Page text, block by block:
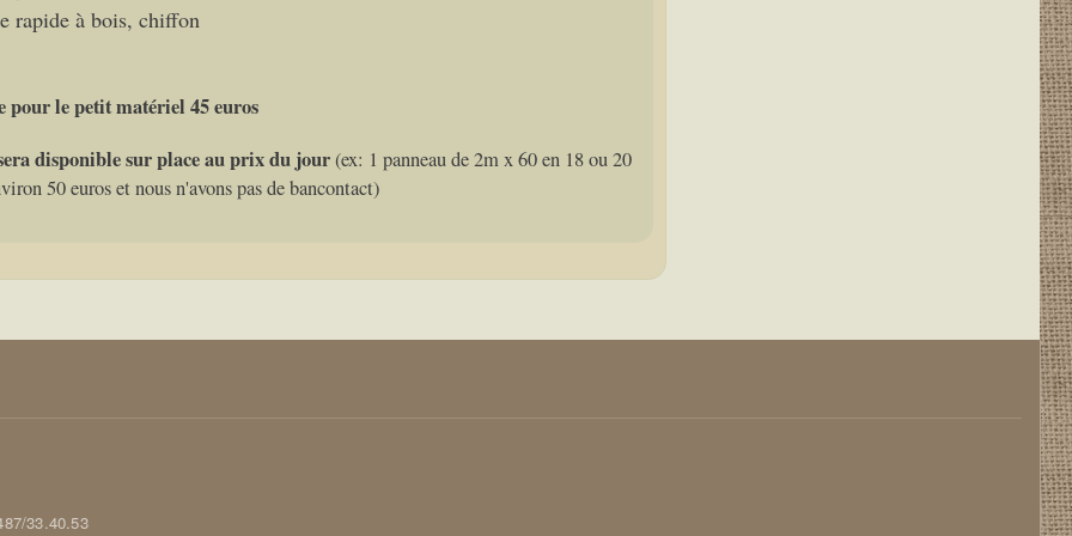
rapide à bois, chiffon
pour le petit matériel 45 euros
disponible sur place au prix du jour(ex: 1 panneau de 2m x 60 en 18 ou 20
50 euros et nous n'avons pas de bancontact)
33.40.53